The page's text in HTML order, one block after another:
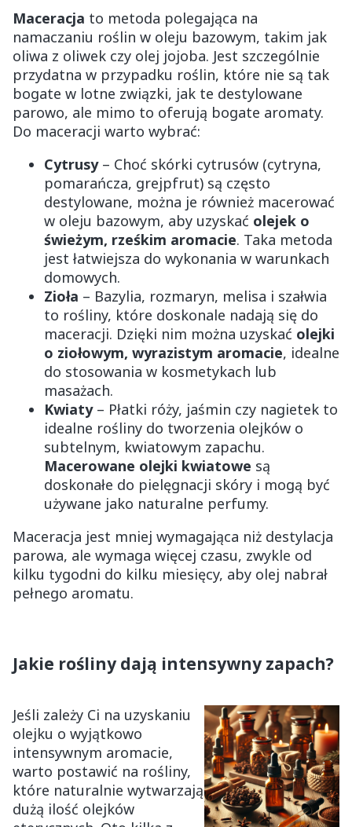
Maceracja to metoda polegająca na
namaczaniu roślin w oleju bazowym, takim jak
oliwa z oliwek czy olej jojoba. Jest szczególnie
przydatna w przypadku roślin, które nie są tak
bogate w lotne związki, jak te destylowane
parowo, ale mimo to oferują bogate aromaty.
Do maceracji warto wybrać:
Cytrusy– Choć skórki cytrusów (cytryna,
pomarańcza, grejpfrut) są często
destylowane, można je również macerować
w oleju bazowym, aby uzyskać olejek o
świeżym, rześkim aromacie. Taka metoda
jest łatwiejsza do wykonania w warunkach
domowych.
Zioła – Bazylia, rozmaryn, melisa i szałwia
to rośliny, które doskonale nadają się do
maceracji. Dzięki nim można uzyskać olejki
o ziołowym, wyrazistym aromacie, idealne
do stosowania w kosmetykach lub
masażach.
Kwiaty– Płatki róży, jaśmin czy nagietek to
idealne rośliny do tworzenia olejków o
subtelnym, kwiatowym zapachu.
Macerowane olejki kwiatowe są
doskonałe do pielęgnacji skóry i mogą być
używane jako naturalne perfumy.
Maceracja jest mniej wymagająca niż destylacja
parowa, ale wymaga więcej czasu, zwykle od
kilku tygodni do kilku miesięcy, aby olej nabrał
pełnego aromatu.
Jakie rośliny dają intensywny zapach?
Jeśli zależy Ci na uzyskaniu
olejku o wyjątkowo
intensywnym aromacie,
warto postawić na rośliny,
które naturalnie wytwarzają
dużą ilość olejków